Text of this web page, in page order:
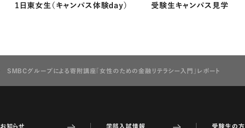
1日東女生（キャンパス体験day） 受験生キャンパス見学
SMBCグループによる寄附講座「女性のための金融リテラシー入門」レポート
お知らせ 学部入試情報 受験生の方